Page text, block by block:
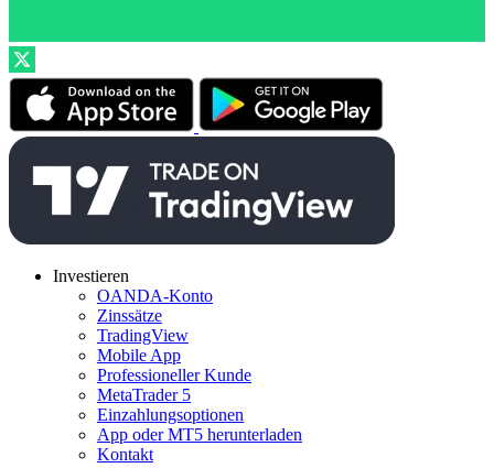
Investieren
OANDA-Konto
Zinssätze
TradingView
Mobile App
Professioneller Kunde
MetaTrader 5
Einzahlungsoptionen
App oder MT5 herunterladen
Kontakt